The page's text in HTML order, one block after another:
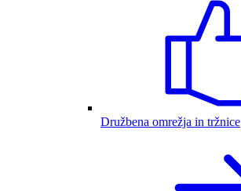
Družbena omrežja in tržnice